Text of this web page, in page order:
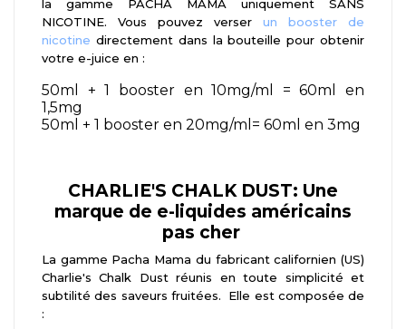
la gamme PACHA MAMA uniquement SANS
NICOTINE. Vous pouvez verser un booster de
nicotine directement dans la bouteille pour obtenir
votre e-juice en :
50ml + 1 booster en 10mg/ml = 60ml en
1,5mg
50ml + 1 booster en 20mg/ml= 60ml en 3mg
CHARLIE'S CHALK DUST: Une
marque de e-liquides américains
pas cher
La gamme Pacha Mama du fabricant californien (US)
Charlie's Chalk Dust réunis en toute simplicité et
subtilité des saveurs fruitées. Elle est composée de
: